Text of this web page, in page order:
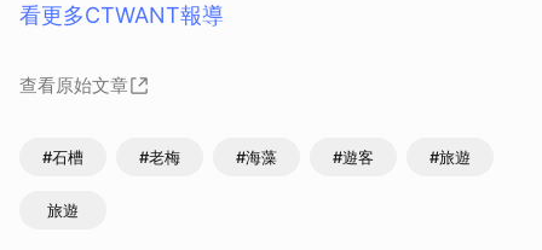
看更多CTWANT報導
查看原始文章
#石槽 #老梅 #海藻 #遊客 #旅遊
旅遊